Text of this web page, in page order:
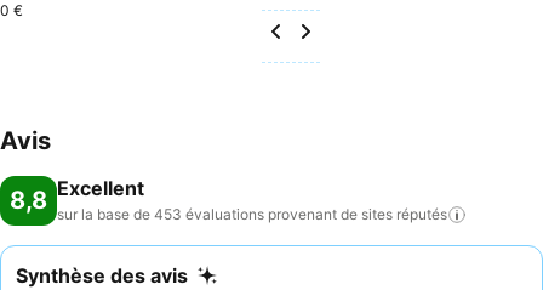
0 €
Avis
8,8 Excellent
sur la base de 453 évaluations provenant de sites réputés
Synthèse des avis